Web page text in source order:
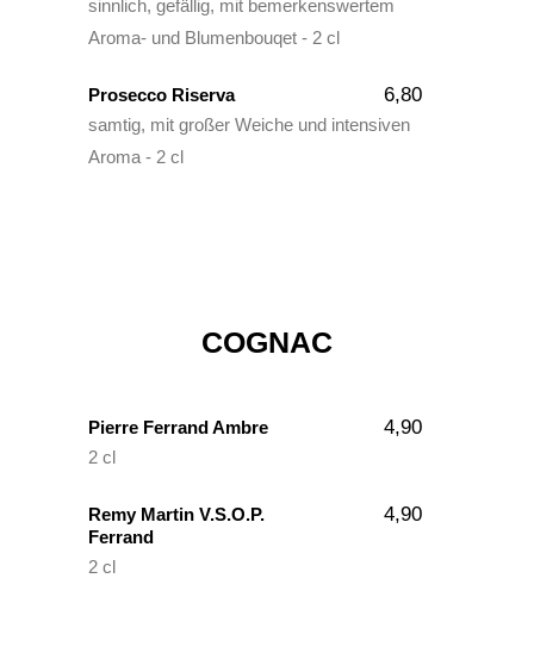
sinnlich, gefällig, mit bemerkenswertem
Aroma- und Blumenbouqet - 2 cl
Prosecco Riserva 6,80
samtig, mit großer Weiche und intensiven
Aroma - 2 cl
COGNAC
Pierre Ferrand Ambre 4,90
2 cl
Remy Martin V.S.O.P.
Ferrand
4,90
2 cl